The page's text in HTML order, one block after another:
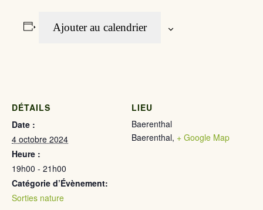
Ajouter au calendrier
DÉTAILS
Date :
4 octobre 2024
Heure :
19h00 - 21h00
Catégorie d’Évènement:
Sorties nature
LIEU
Baerenthal
Baerenthal, + Google Map